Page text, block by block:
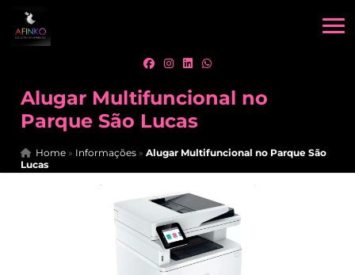
Alugar Multifuncional no
Parque São Lucas
Home » Informações »Alugar Multifuncional no Parque São
Lucas